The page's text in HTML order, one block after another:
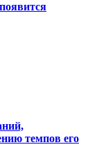
темпов его